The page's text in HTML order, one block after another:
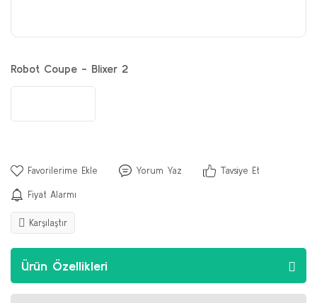
Robot Coupe - Blixer 2
Yorum Yaz Tavsiye Et
Fiyat Alarmı
Karşılaştır
Ürün Özellikleri